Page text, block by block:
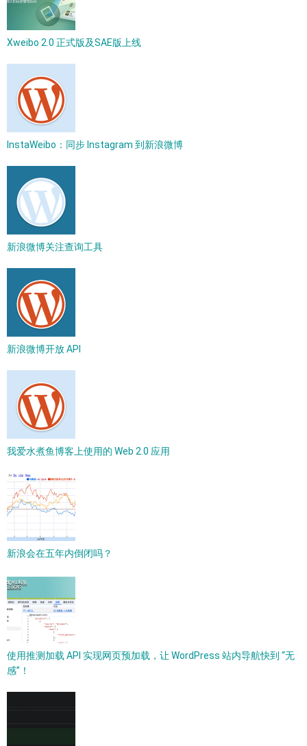
Xweibo 2.0 正式版及SAE版上线
InstaWeibo：同步 Instagram 到新浪微博
新浪微博关注查询工具
新浪微博开放 API
我爱水煮鱼博客上使用的 Web 2.0 应用
新浪会在五年内倒闭吗？
使用推测加载 API 实现网页预加载，让 WordPress 站内导航快到 “无
感”！